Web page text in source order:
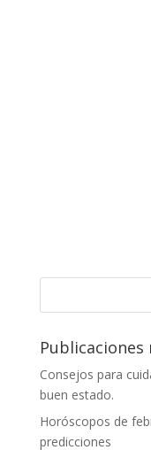
Publicaciones
Consejos para
buen estado.
Horóscopos de
predicciones